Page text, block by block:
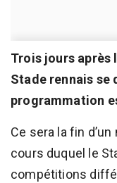
Trois jours après
Stade rennais se
programmation
Ce sera la fin
cours duquel le
compétitions